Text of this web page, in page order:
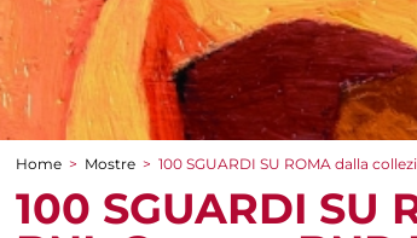
Tu sei qui
Home > Mostre > 100 SGUARDI SU ROMA dalla
100 SGUARDI